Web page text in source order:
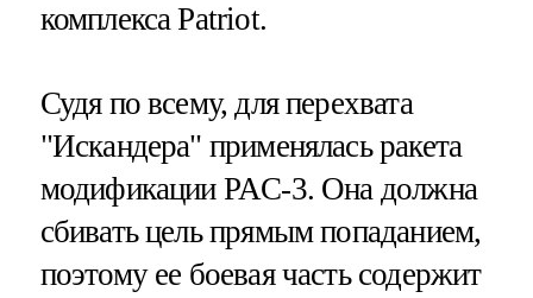
комплекса Patriot.
Судя по всему, для перехвата
"Искандера" применялась ракета
модификации PAC-3. Она должна
сбивать цель прямым попаданием,
поэтому ее боевая часть содержит